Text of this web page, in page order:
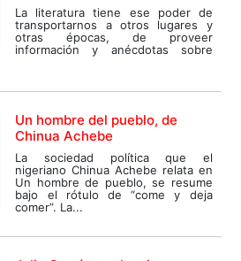
La literatura tiene ese poder de
transportarnos a otros lugares y
otras épocas, de proveer
información y anécdotas sobre
Un hombre del pueblo, de
Chinua Achebe
La sociedad política que el
nigeriano Chinua Achebe relata en
Un hombre de pueblo, se resume
bajo el rótulo de “come y deja
comer”. La...